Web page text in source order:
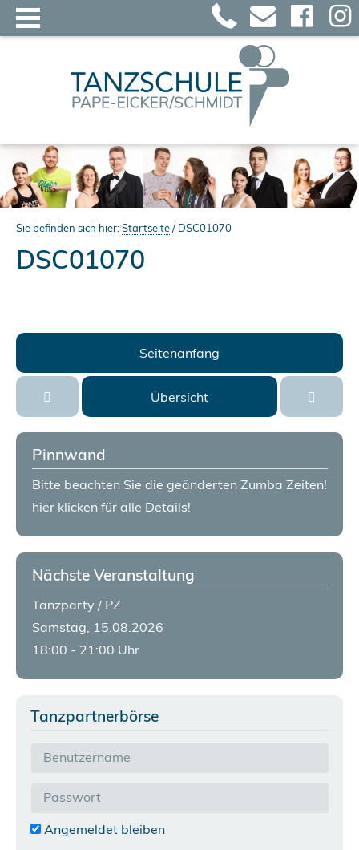
Sie befinden sich hier:Startseite/ DSC01070
DSC01070
Seitenanfang
Übersicht
Pinnwand
Bitte beachten Sie die geänderten Zumba Zeiten!
hier klicken für alle Details!
Nächste Veranstaltung
Tanzparty / PZ
Samstag, 15.08.2026
18:00 - 21:00 Uhr
Tanzpartnerbörse
Angemeldet bleiben